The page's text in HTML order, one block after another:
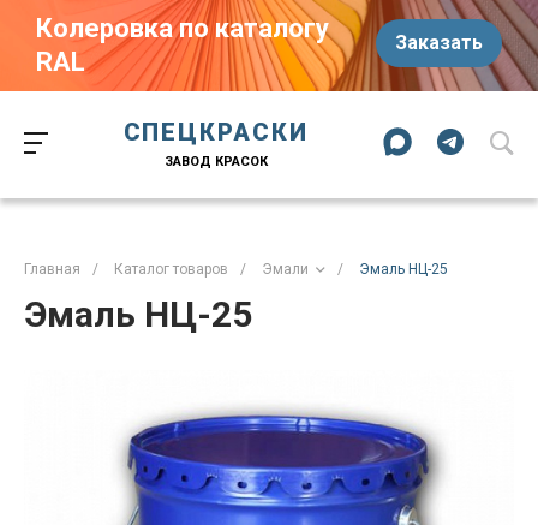
Колеровка по каталогу
RAL
Заказать
ул. Труда, д. 187 к.2
Челябинск
Челябинская область
СПЕЦКРАСКИ
ЗАВОД КРАСОК
Главная / Каталог товаров / Эмали / Эмаль НЦ-25
Эмаль НЦ-25